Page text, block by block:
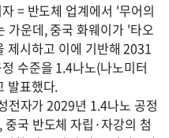
= 반도체 업계에서 '무어의
가운데, 중국 화웨이가 '타오
시하고 이에 기반해 2031
수준을 1.4나노(나노미터
발표했다.
전자가 2029년 1.4나노 공정
국 반도체 자립·자강의 첨